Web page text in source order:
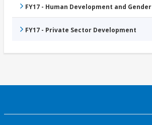
FY17 - Human Development and Gender
FY17 - Private Sector Development